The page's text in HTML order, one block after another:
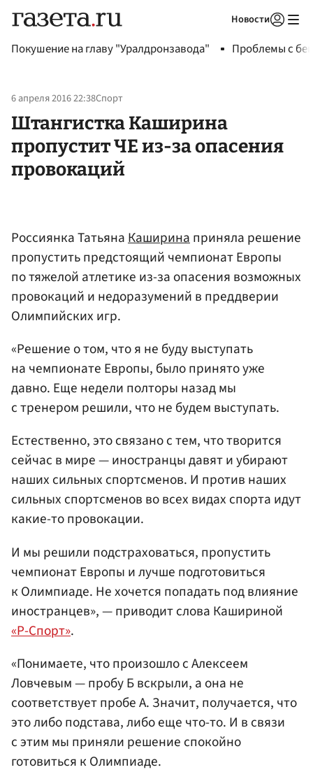
Новости
Покушение на главу "Уралдронзавода" Проблемы с
6 апреля 2016 22:38Спорт
Штангистка Каширина
пропустит ЧЕ из-за опасения
провокаций
Россиянка ТатьянаКаширинаприняла решение
пропустить предстоящий чемпионат Европы
по тяжелой атлетике из-за опасения возможных
провокаций и недоразумений в преддверии
Олимпийских игр.
«Решение о том, что я не буду выступать
на чемпионате Европы, было принято уже
давно. Еще недели полторы назад мы
с тренером решили, что не будем выступать.
Естественно, это связано с тем, что творится
сейчас в мире — иностранцы давят и убирают
наших сильных спортсменов. И против наших
сильных спортсменов во всех видах спорта идут
какие-то провокации.
И мы решили подстраховаться, пропустить
чемпионат Европы и лучше подготовиться
к Олимпиаде. Не хочется попадать под влияние
иностранцев», — приводит слова Кашириной
«Р-Спорт».
«Понимаете, что произошло с Алексеем
Ловчевым — пробу Б вскрыли, а она не
соответствует пробе А. Значит, получается, что
это либо подстава, либо еще что-то. И в связи
с этим мы приняли решение спокойно
готовиться к Олимпиаде.